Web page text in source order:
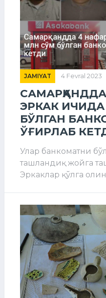
JAMIYAT 4 Fevral 2023
ЭРКАК
БЎЛГАН
ЎҒИРЛАБ
Улар банкоматни
ташландиқ жойга
Эркаклар қўлга